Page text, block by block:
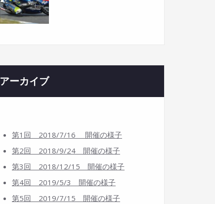
アーカイブ
第1回 2018/7/16 開催の様子
第2回 2018/9/24 開催の様子
第3回 2018/12/15 開催の様子
第4回 2019/5/3 開催の様子
第5回 2019/7/15 開催の様子